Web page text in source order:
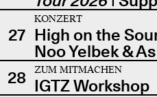
27
KONZERT
High on the
Noo Yelbek &
28
ZUM MITMACHEN
IGTZ Workshop